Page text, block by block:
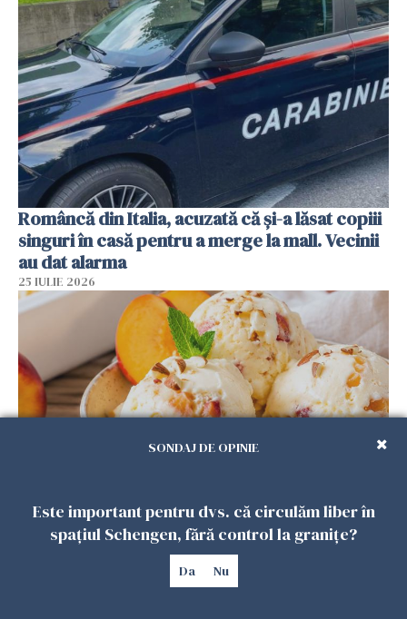
Româncă din Italia, acuzată că și-a lăsat copiii
singuri în casă pentru a merge la mall. Vecinii
au dat alarma
25 IULIE 2026
Înghețata de casă cu nectarine care
cucerește vara. Rețeta fără aparat, gata din
câteva ingrediente
SONDAJ DE OPINIE
Este important pentru dvs. că circulăm liber în
spațiul Schengen, fără control la granițe?
Da Nu